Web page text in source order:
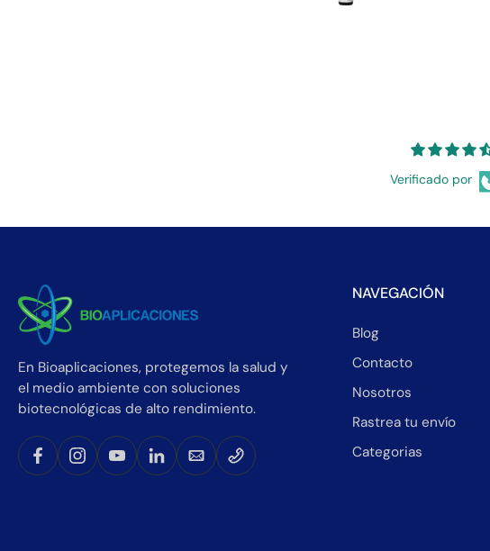
Verificado por
En Bioaplicaciones, protegemos la salud y
el medio ambiente con soluciones
biotecnológicas de alto rendimiento.
NAVEGACIÓN
Blog
Contacto
Nosotros
Rastrea tu envío
Categorias